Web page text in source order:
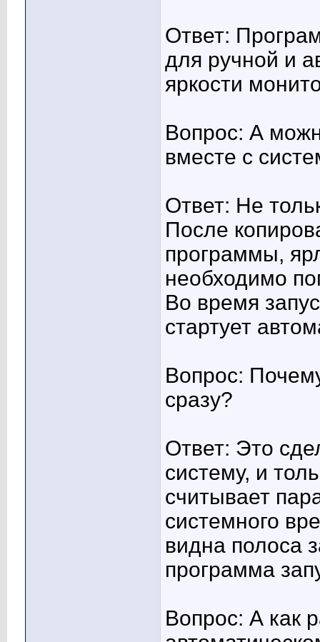
Ответ:
для ручной и
яркости
Вопрос: А
вместе с
Ответ: Не
После
программы,
необходимо
Во время
стартует
Вопрос:
сразу?
Ответ: Это
систему, и
считывает
системного
видна полоса
программа
Вопрос: А как